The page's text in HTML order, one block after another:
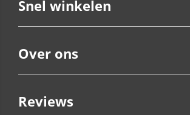
Snel winkelen
Over ons
Reviews